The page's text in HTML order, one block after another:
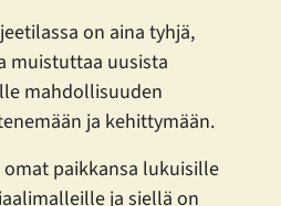
on aina tyhjä,
muistuttaa uusista
mahdollisuuden
ja kehittymään.
paikkansa lukuisille
ja siellä on